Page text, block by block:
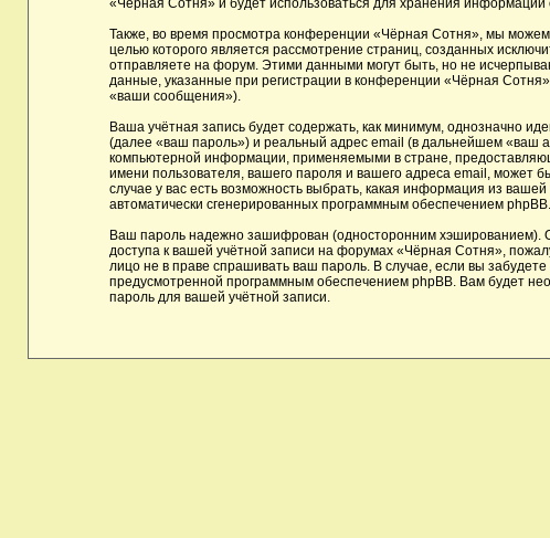
«Чёрная Сотня» и будет использоваться для хранения
Также, во время просмотра конференции «Чёрная Сотня», мы
целью которого является рассмотрение страниц, созданных
отправляете на форум. Этими данными могут быть, но не
данные, указанные при регистрации в конференции «Чёрная
«ваши сообщения»).
Ваша учётная запись будет содержать, как минимум, однозначно
(далее «ваш пароль») и реальный адрес email (в дальнейшем «ваш
компьютерной информации, применяемыми в стране,
имени пользователя, вашего пароля и вашего адреса email, может
случае у вас есть возможность выбрать, какая информация из
автоматически сгенерированных программным обеспечением phpBB.
Ваш пароль надежно зашифрован (односторонним хэшированием).
доступа к вашей учётной записи на форумах «Чёрная Сотня»,
лицо не в праве спрашивать ваш пароль. В случае, если вы
предусмотренной программным обеспечением phpBB. Вам будет
пароль для вашей учётной записи.